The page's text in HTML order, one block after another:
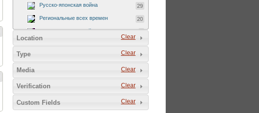
Русско-японская война 29
Региональные всех времен 20
Русско-турецкая война 1877-1878 7
Clear
Location
Clear
Type
Clear
Media
Clear
Verification
Clear
Custom Fields